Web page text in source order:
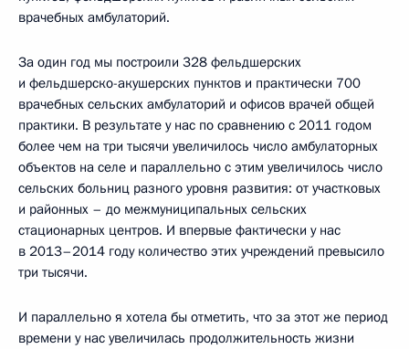
врачебных амбулаторий.
За один год мы построили 328 фельдшерских
и фельдшерско-акушерских пунктов и практически 700
врачебных сельских амбулаторий и офисов врачей общей
практики. В результате у нас по сравнению с 2011 годом
более чем на три тысячи увеличилось число амбулаторных
объектов на селе и параллельно с этим увеличилось число
сельских больниц разного уровня развития: от участковых
и районных – до межмуниципальных сельских
стационарных центров. И впервые фактически у нас
в 2013–2014 году количество этих учреждений превысило
три тысячи.
И параллельно я хотела бы отметить, что за этот же период
времени у нас увеличилась продолжительность жизни